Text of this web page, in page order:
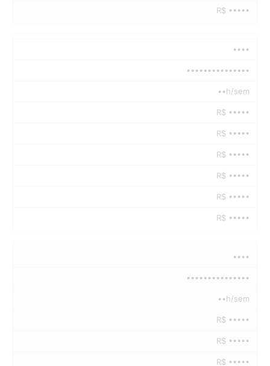
R$ •••••
••••
•••••••••••••••
••h/sem
R$ •••••
R$ •••••
R$ •••••
R$ •••••
R$ •••••
R$ •••••
••••
•••••••••••••••
••h/sem
R$ •••••
R$ •••••
R$ •••••